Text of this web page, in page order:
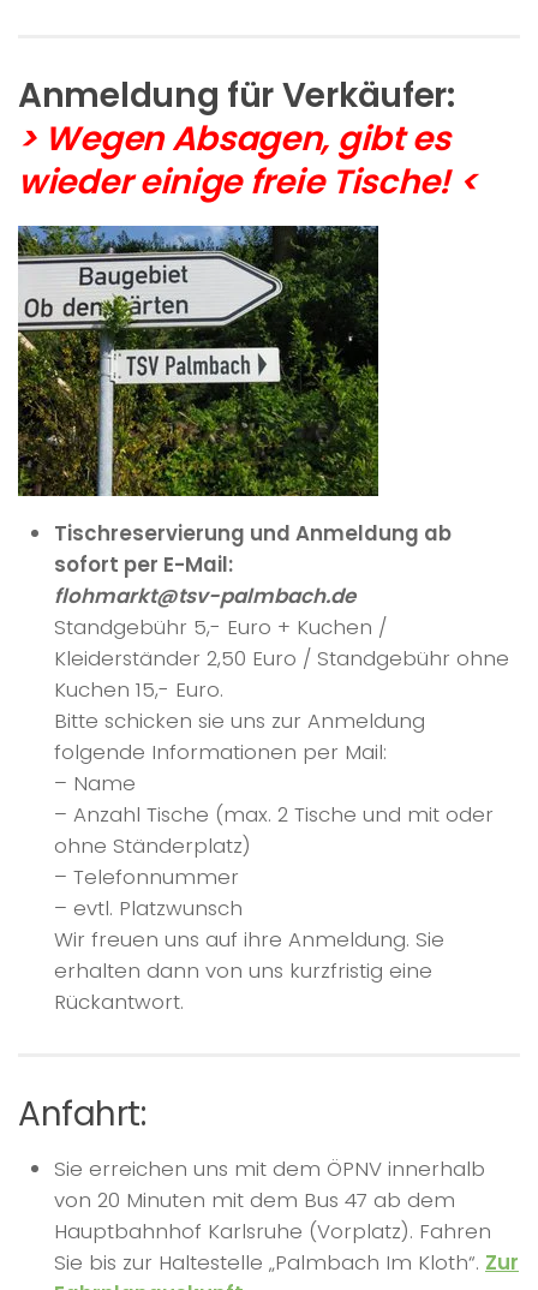
Anmeldung für Verkäufer:
> Wegen Absagen, gibt es
wieder einige freie Tische! <
Tischreservierung und Anmeldung ab
sofort per E-Mail:
flohmarkt@tsv-palmbach.de
Standgebühr 5,- Euro + Kuchen /
Kleiderständer 2,50 Euro / Standgebühr ohne
Kuchen 15,- Euro.
Bitte schicken sie uns zur Anmeldung
folgende Informationen per Mail:
– Name
– Anzahl Tische (max. 2 Tische und mit oder
ohne Ständerplatz)
– Telefonnummer
– evtl. Platzwunsch
Wir freuen uns auf ihre Anmeldung. Sie
erhalten dann von uns kurzfristig eine
Rückantwort.
Anfahrt:
Sie erreichen uns mit dem ÖPNV innerhalb
von 20 Minuten mit dem Bus 47 ab dem
Hauptbahnhof Karlsruhe (Vorplatz). Fahren
Sie bis zur Haltestelle „Palmbach Im Kloth“. Zur